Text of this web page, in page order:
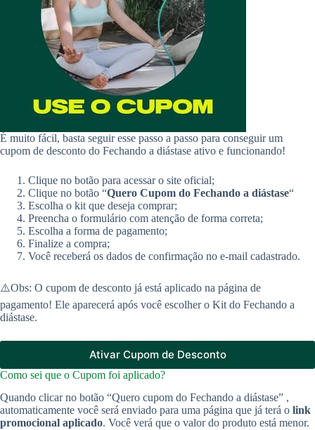
É muito fácil, basta seguir esse passo a passo para conseguir um
cupom de desconto do Fechando a diástase ativo e funcionando!
Clique no botão para acessar o site oficial;
Clique no botão “Quero Cupom do Fechando a diástase“
Escolha o kit que deseja comprar;
Preencha o formulário com atenção de forma correta;
Escolha a forma de pagamento;
Finalize a compra;
Você receberá os dados de confirmação no e-mail cadastrado.
⚠️Obs: O cupom de desconto já está aplicado na página de
pagamento! Ele aparecerá após você escolher o Kit do Fechando a
diástase.
Ativar Cupom de Desconto
Como sei que o Cupom foi aplicado?
Quando clicar no botão “Quero cupom do Fechando a diástase” ,
automaticamente você será enviado para uma página que já terá o link
promocional aplicado. Você verá que o valor do produto está menor.